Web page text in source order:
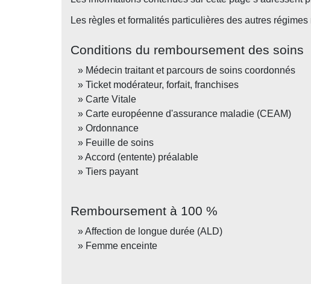
Les règles et formalités particulières des autres régimes
Conditions du remboursement des soins
Médecin traitant et parcours de soins coordonnés
Ticket modérateur, forfait, franchises
Carte Vitale
Carte européenne d'assurance maladie (CEAM)
Ordonnance
Feuille de soins
Accord (entente) préalable
Tiers payant
Remboursement à 100 %
Affection de longue durée (ALD)
Femme enceinte